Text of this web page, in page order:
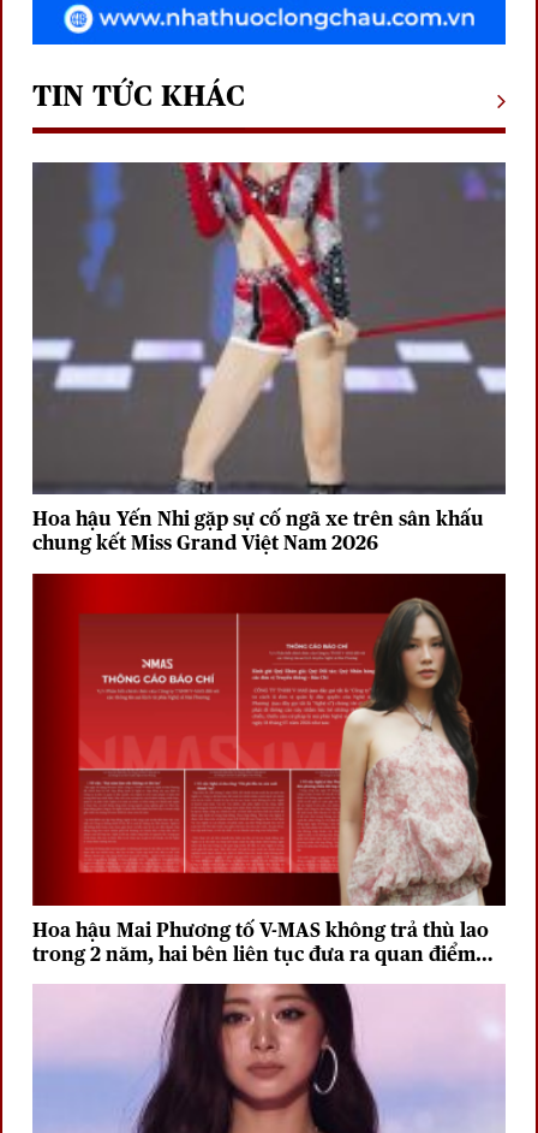
TIN TỨC KHÁC
Hoa hậu Yến Nhi gặp sự cố ngã xe trên sân khấu
chung kết Miss Grand Việt Nam 2026
Hoa hậu Mai Phương tố V-MAS không trả thù lao
trong 2 năm, hai bên liên tục đưa ra quan điểm
trái chiều